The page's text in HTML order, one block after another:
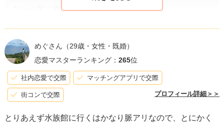
しながら学ぶ姿勢を見せましょう。
会話をする際には 相手の話をよく聞く
を見て注意深く聞き
、質問をしたり共感を示したりするこ
とで、彼女はあなたとのコミュニケーションを楽しむでし
ょう。その他、彼女が興味を持ちそうな情報
を事前にいく
つか準備しておくと良いですね。
めぐさん （29歳・女性・既婚）
恋愛マスターランキング： 265位
社内恋愛で交際 マッチングアプリで交際
街コンで交際 プロフィール詳細＞＞
とりあえず水族館に行くはかなり脈アリなので、とにかく